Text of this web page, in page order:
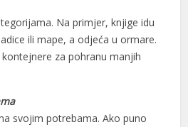
Na primjer, knjige idu
ili mape, a odjeća u ormare.
za pohranu manjih
svojim potrebama. Ako puno